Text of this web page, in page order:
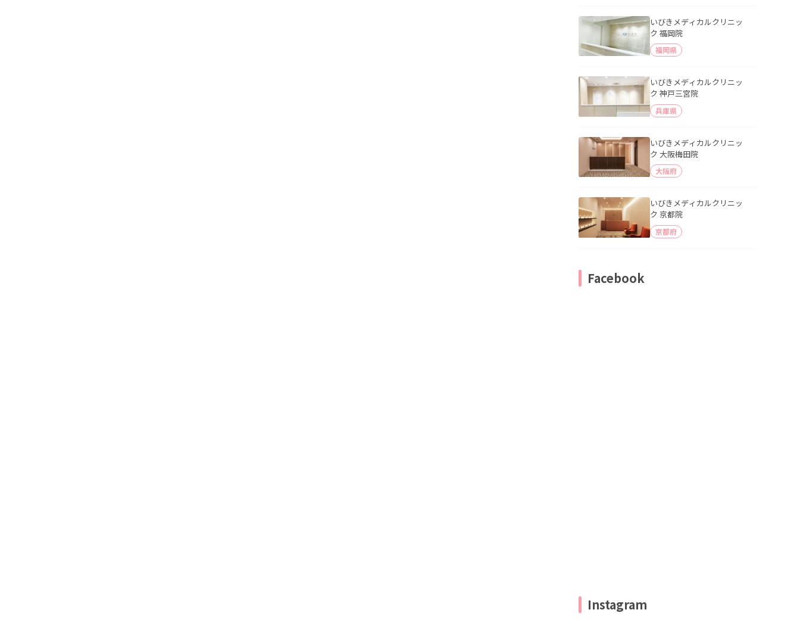
いびきメディカルクリニッ
ク 福岡院
福岡県
いびきメディカルクリニッ
ク 神戸三宮院
兵庫県
いびきメディカルクリニッ
ク 大阪梅田院
大阪府
いびきメディカルクリニッ
ク 京都院
京都府
Facebook
Instagram